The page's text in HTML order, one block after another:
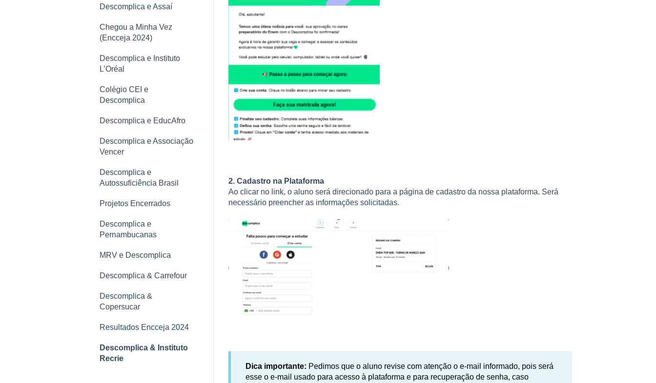
2. Cadastro na Plataforma
Ao clicar no link, o aluno será direcionado para a página de cadastro da nossa plataforma. Será
necessário preencher as informações solicitadas.
Dica importante: Pedimos que o aluno revise com atenção o e-mail informado, pois será
esse o e-mail usado para acesso à plataforma e para recuperação de senha, caso
Aplicativo
Carreira
Polos
Mural de comunicações
Conclusão de Curso
Financeiro
Comunicados
Aplicativo
Descomplica e Assaí
Chegou a Minha Vez
(Encceja 2024)
Descomplica e Instituto
L’Oréal
Colégio CEI e
Descomplica
Descomplica e EducAfro
Descomplica e Associação
Vencer
Descomplica e
Autossuficiência Brasil
Projetos Encerrados
Descomplica e
Pernambucanas
MRV e Descomplica
Descomplica & Carrefour
Descomplica &
Copersucar
Resultados Encceja 2024
Descomplica & Instituto
Recrie